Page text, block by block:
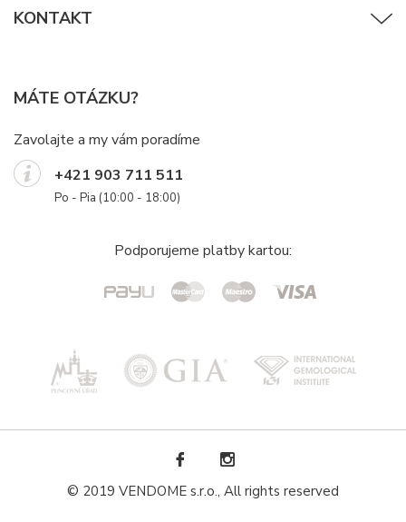
KONTAKT
MÁTE OTÁZKU?
Zavolajte a my vám poradíme
+421 903 711 511
Po - Pia (10:00 - 18:00)
Podporujeme platby kartou:
© 2019 VENDOME s.r.o., All rights reserved